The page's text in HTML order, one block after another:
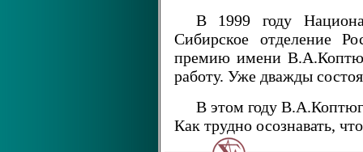
В 1999 году
Сибирское отделение
премию имени
работу. Уже дважды
В этом году
Как трудно осознавать,